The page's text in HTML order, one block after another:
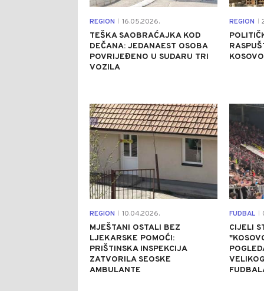
REGION 16.05.2026.
TEŠKA SAOBRAĆAJKA KOD
DEČANA: JEDANAEST OSOBA
POVRIJEĐENO U SUDARU TRI
VOZILA
REGION
REGION 10.04.2026.
MJEŠTANI OSTALI BEZ
LJEKARSKE POMOĆI:
PRIŠTINSKA INSPEKCIJA
ZATVORILA SEOSKE
AMBULANTE
0
FUDBAL
CIJELI